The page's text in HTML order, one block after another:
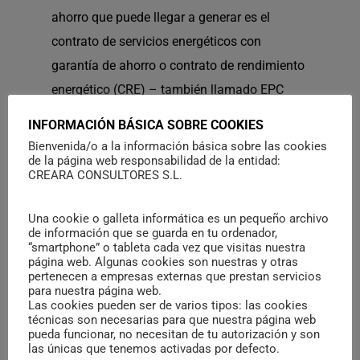
ahorro que puede llegar a generar es el
contrato de servicios energéticos con
garantía de ahorro o contrato de rendimiento
energético (CRE) – también llamado EPC
(acrónimo de Energy Performance Contract
– en el que todo o parte de los ingresos de la
ESE están vinculados a los ahorros que se
medidas de ahorro energético en la
instalaciones del cliente. Sin embargo, este
tipo proyectos es también el que más
dificultades está teniendo para desarrollarse
debido a su mayor complejidad y riesgo,
aspectos que la guía indica cómo se pueden
mitigar. Acceso a la Guía completaAQUÍ
INFORMACIÓN BÁSICA SOBRE COOKIES
Bienvenida/o a la información básica sobre las cookies
de la página web responsabilidad de la entidad:
CREARA CONSULTORES S.L.
Una cookie o galleta informática es un pequeño archivo
de información que se guarda en tu ordenador,
“smartphone” o tableta cada vez que visitas nuestra
página web. Algunas cookies son nuestras y otras
pertenecen a empresas externas que prestan servicios
para nuestra página web.
Las cookies pueden ser de varios tipos: las cookies
técnicas son necesarias para que nuestra página web
pueda funcionar, no necesitan de tu autorización y son
las únicas que tenemos activadas por defecto.